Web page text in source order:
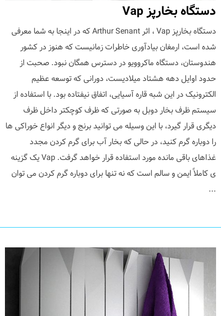
دستگاه بخارپز Vap
دستگاه بخارپز Vap ، اثر Arthur Senant که در اینجا به شما معرفی
شده است، ارمغان بیادآوری خاطرات زمانیست که هنوز در کشور
هندوستان، دستگاه ماکروویو در دسترس همگان نبود. صحبت از
حدود اوایل دهه هشتاد میلادیست، دورانی که توسعه عظیم
الکترونیک در این شبه قاره آسیایی، اتفاق نیفتاده بود. با استفاده از
سیستم ظرف بخار دوبل به صورتی که ظرف کوچکتر داخل ظرف
دیگری قرار گیرد، با این وسیله می توانید برنج و دیگر انواع خوراکی ها
را دوباره گرم کنید، در حالی که بخار آب برای گرم کردن مجدد
غذاهای باقی مانده مورد استفاده قرار خواهد گرفت. Vap یک گزینه
ی کاملاً ایمن و سالم است که نه تنها برای دوباره گرم کردن می توان
...